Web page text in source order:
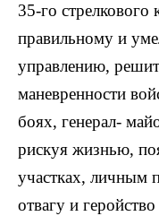
35-го стрелкового
правильному и
управлению,
маневренности
боях, генерал-
рискуя жизнью,
участках, личным
отвагу и